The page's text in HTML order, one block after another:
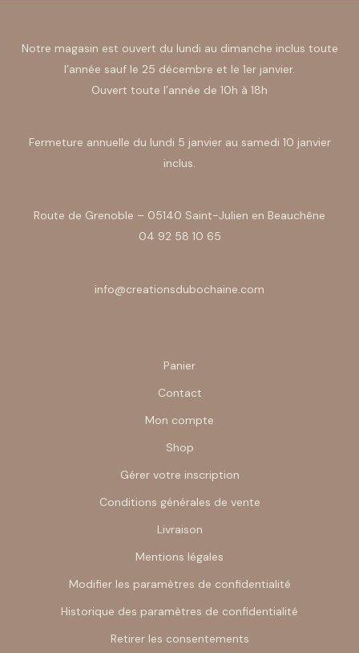
Notre magasin est ouvert du lundi au dimanche inclus toute
l’année sauf le 25 décembre et le 1er janvier.
Ouvert toute l’année de 10h à 18h
Fermeture annuelle du lundi 5 janvier au samedi 10 janvier
inclus.
Route de Grenoble – 05140 Saint-Julien en Beauchêne
04 92 58 10 65
info@creationsdubochaine.com
Panier
Contact
Mon compte
Shop
Gérer votre inscription
Conditions générales de vente
Livraison
Mentions légales
Modifier les paramètres de confidentialité
Historique des paramètres de confidentialité
Retirer les consentements